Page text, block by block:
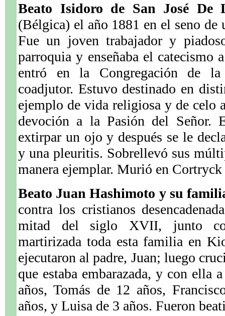
Beato Isidoro de San José De
(Bélgica) el año 1881 en el seno de
Fue un joven trabajador y
parroquia y enseñaba el catecismo
entró en la Congregación de la
coadjutor. Estuvo destinado en
ejemplo de vida religiosa y de celo
devoción a la Pasión del Señor.
extirpar un ojo y después se le
y una pleuritis. Sobrellevó sus
manera ejemplar. Murió en
Beato Juan Hashimoto y su
contra los cristianos
mitad del siglo XVII, junto
martirizada toda esta familia en
ejecutaron al padre, Juan; luego
que estaba embarazada, y con ella
años, Tomás de 12 años,
años, y Luisa de 3 años. Fueron